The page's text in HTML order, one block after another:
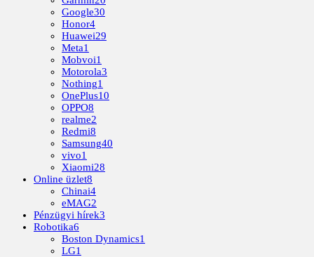
Google30
Honor4
Huawei29
Meta1
Mobvoi1
Motorola3
Nothing1
OnePlus10
OPPO8
realme2
Redmi8
Samsung40
vivo1
Xiaomi28
Online üzlet8
Chinai4
eMAG2
Pénzügyi hírek3
Robotika6
Boston Dynamics1
LG1